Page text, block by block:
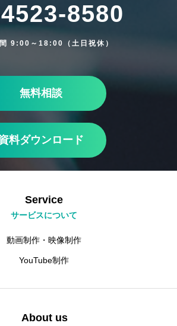
8580
9:00～18:00（土日祝休）
無料相談
料ダウンロード
Service
サービスについて
動画制作・映像制作
YouTube制作
About us